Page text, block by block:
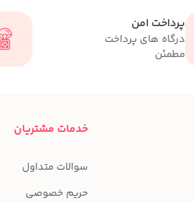
پرداخت امن
درگاه های پرداخت
مطمئن
خدمات مشتریان
سوالات متداول
حریم خصوصی